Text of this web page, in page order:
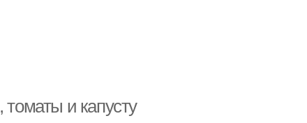
и капусту